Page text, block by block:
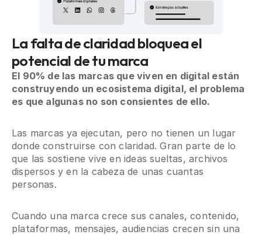
La falta de claridad bloquea el
potencial de tu marca
El 90% de las marcas que viven en digital están
construyendo un ecosistema digital, el problema
es que algunas no son consientes de ello.
Las marcas ya ejecutan, pero no tienen un lugar
donde construirse con claridad. Gran parte de lo
que las sostiene vive en ideas sueltas, archivos
dispersos y en la cabeza de unas cuantas
personas.
Cuando una marca crece sus canales, contenido,
plataformas, mensajes, audiencias crecen sin una